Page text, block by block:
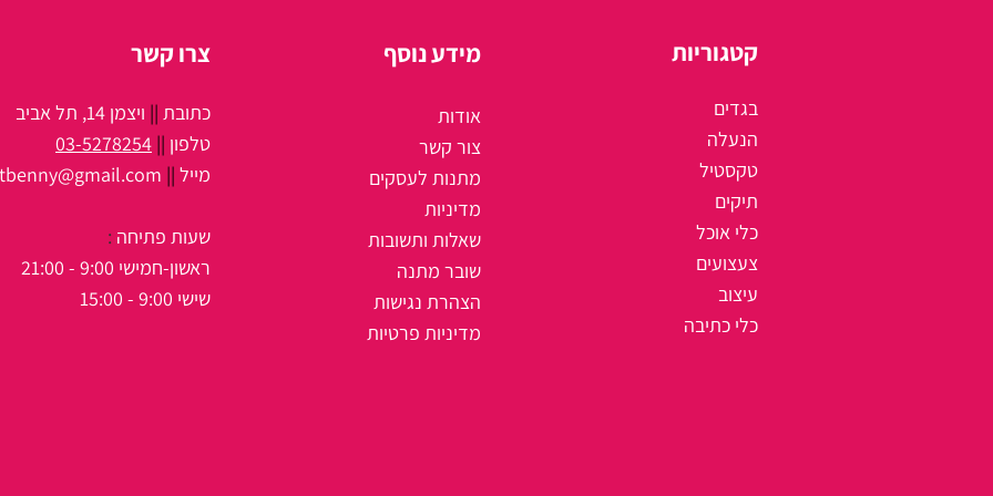
צרו קשר
כתובת || ויצמן 14, תל אביב
טלפון ||
03-5278254
|| מייל
שעות פתיחה :
ראשון-חמישי 9:00 - 21:00
שישי 9:00 - 15:00
מידע נוסף
אודות
צור קשר
מתנות לעסקים
מדיניות
שאלות ותשובות
שובר מתנה
הצהרת נגישות
מדיניות פרטיות
קטגוריות
בגדים
הנעלה
טקסטיל
תיקים
כלי אוכל
צעצועים
עיצוב
כלי כתיבה